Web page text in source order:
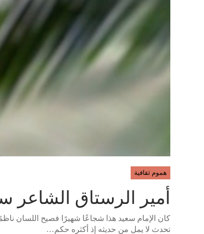
هموم ثقافية
أمير الرستاق
كان الإمام سعيد هذا شجاعًا شهيرًا فصيح اللسان
تحدث لا يمل من حديثه إذ أكثره حكم…